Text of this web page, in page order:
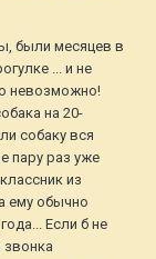
были месяцев в
... и не
невозможно!
на 20-
собаку вся
пару раз уже
из
ему обычно
Если б не
звонка